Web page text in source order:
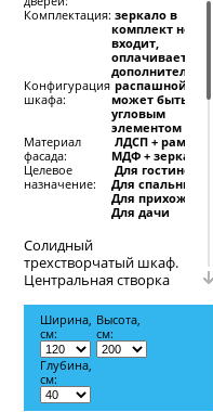
Комплектация: зеркало в
комплект не
входит,
оплачивается
дополнительно
Конфигурация
шкафа:
распашной,
может быть с
угловым
элементом
Материал
фасада:
ЛДСП + рамка
МДФ + зеркало
Целевое
назначение:
Для гостиной,
Для спальни,
Для прихожей,
Для дачи
Солидный
трехстворчатый шкаф.
Центральная створка
придает мебели
аристократичность.
Боковые дверцы
шкафа обычные.
Внутри шкафа
находятся полки и
Ширина,
см:
Высота,
см:
Глубина,
см: